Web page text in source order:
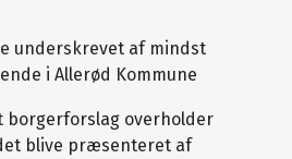
underskrevet af mindst
i Allerød Kommune
borgerforslag overholder
blive præsenteret af